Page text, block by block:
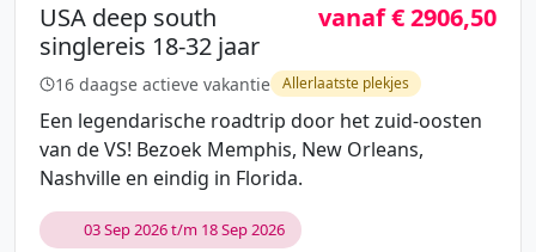
USA deep south
singlereis 18-32 jaar
vanaf € 2906,50
16 daagse actieve vakantie Allerlaatste plekjes
Een legendarische roadtrip door het zuid-oosten
van de VS! Bezoek Memphis, New Orleans,
Nashville en eindig in Florida.
03 Sep 2026 t/m 18 Sep 2026